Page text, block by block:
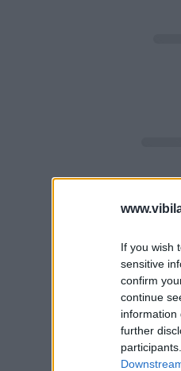
If you wish
sensitive
confirm
continue
information
further